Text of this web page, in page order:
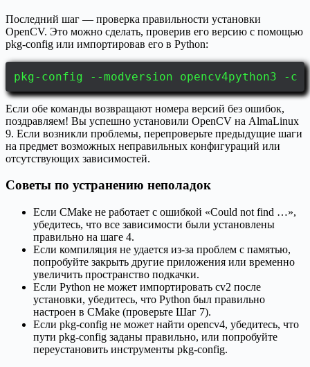
Последний шаг — проверка правильности установки
OpenCV. Это можно сделать, проверив его версию с помощью
pkg-config или импортировав его в Python:
pkg-config --modversion opencv4python3
Если обе команды возвращают номера версий без ошибок,
поздравляем! Вы успешно установили OpenCV на AlmaLinux
9. Если возникли проблемы, перепроверьте предыдущие шаги
на предмет возможных неправильных конфигураций или
отсутствующих зависимостей.
Советы по устранению неполадок
Если CMake не работает с ошибкой «Could not find …»,
убедитесь, что все зависимости были установлены
правильно на шаге 4.
Если компиляция не удается из-за проблем с памятью,
попробуйте закрыть другие приложения или временно
увеличить пространство подкачки.
Если Python не может импортировать cv2 после
установки, убедитесь, что Python был правильно
настроен в CMake (проверьте Шаг 7).
Если pkg-config не может найти opencv4, убедитесь, что
пути pkg-config заданы правильно, или попробуйте
переустановить инструменты pkg-config.